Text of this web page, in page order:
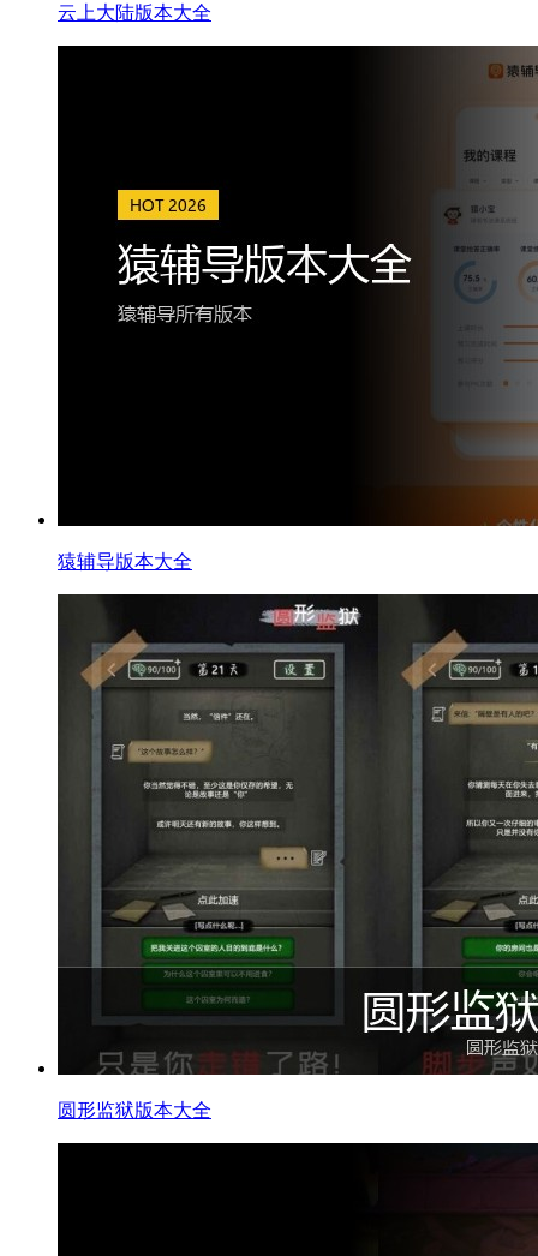
云上大陆版本大全
猿辅导版本大全
圆形监狱版本大全